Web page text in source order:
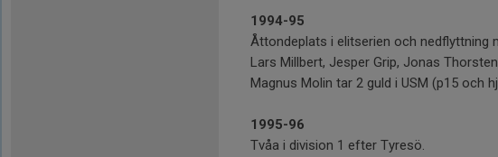
1994-95
Åttondeplats i elitserien och nedflyttning
Lars Millbert, Jesper Grip, Jonas
Magnus Molin tar 2 guld i USM (p15 och
1995-96
Tvåa i division 1 efter Tyresö.